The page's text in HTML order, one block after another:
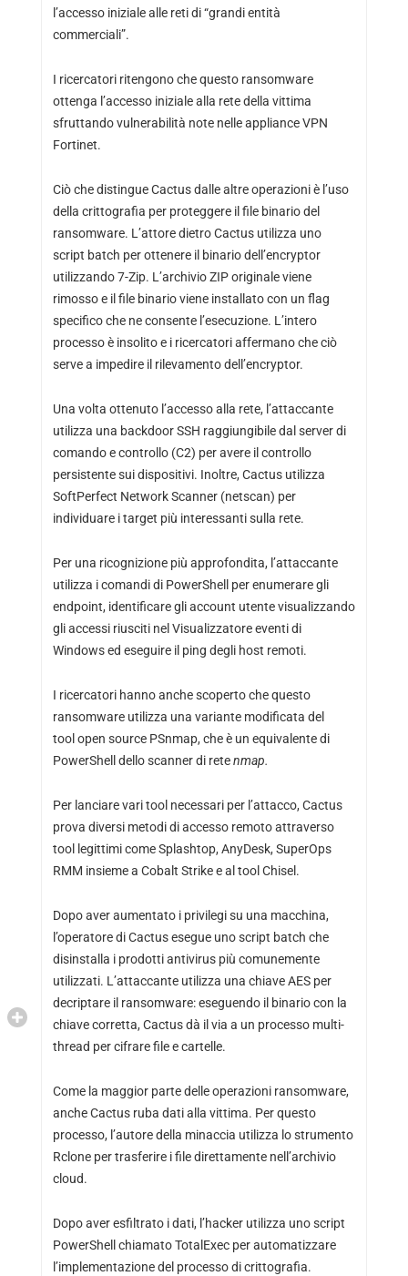
l’accesso iniziale alle reti di “grandi entità
commerciali”.
I ricercatori ritengono che questo ransomware
ottenga l’accesso iniziale alla rete della vittima
sfruttando vulnerabilità note nelle appliance VPN
Fortinet.
Ciò che distingue Cactus dalle altre operazioni è l’uso
della crittografia per proteggere il file binario del
ransomware. L’attore dietro Cactus utilizza uno
script batch per ottenere il binario dell’encryptor
utilizzando 7-Zip. L’archivio ZIP originale viene
rimosso e il file binario viene installato con un flag
specifico che ne consente l’esecuzione. L’intero
processo è insolito e i ricercatori affermano che ciò
serve a impedire il rilevamento dell’encryptor.
Una volta ottenuto l’accesso alla rete, l’attaccante
utilizza una backdoor SSH raggiungibile dal server di
comando e controllo (C2) per avere il controllo
persistente sui dispositivi. Inoltre, Cactus utilizza
SoftPerfect Network Scanner (netscan) per
individuare i target più interessanti sulla rete.
Per una ricognizione più approfondita, l’attaccante
utilizza i comandi di PowerShell per enumerare gli
endpoint, identificare gli account utente visualizzando
gli accessi riusciti nel Visualizzatore eventi di
Windows ed eseguire il ping degli host remoti.
I ricercatori hanno anche scoperto che questo
ransomware utilizza una variante modificata del
tool open source PSnmap, che è un equivalente di
PowerShell dello scanner di retenmap.
Per lanciare vari tool necessari per l’attacco, Cactus
prova diversi metodi di accesso remoto attraverso
tool legittimi come Splashtop, AnyDesk, SuperOps
RMM insieme a Cobalt Strike e al tool Chisel.
Dopo aver aumentato i privilegi su una macchina,
l’operatore di Cactus esegue uno script batch che
disinstalla i prodotti antivirus più comunemente
utilizzati. L’attaccante utilizza una chiave AES per
decriptare il ransomware: eseguendo il binario con la
chiave corretta, Cactus dà il via a un processo multi-
thread per cifrare file e cartelle.
Come la maggior parte delle operazioni ransomware,
anche Cactus ruba dati alla vittima. Per questo
processo, l’autore della minaccia utilizza lo strumento
Rclone per trasferire i file direttamente nell’archivio
cloud.
Dopo aver esfiltrato i dati, l’hacker utilizza uno script
PowerShell chiamato TotalExec per automatizzare
l’implementazione del processo di crittografia.